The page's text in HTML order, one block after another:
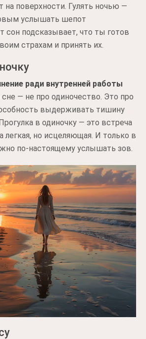
на поверхности. Гулять ночью —
услышать шепот
сон подсказывает, что ты готов
страхам и принять их.
ради внутренней работы
— не про одиночество. Это про
выдерживать тишину
в одиночку — это встреча
легкая, но исцеляющая. И только в
по-настоящему услышать зов.